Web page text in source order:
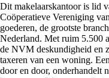
Dit makelaarskantoor is lid
Coöperatieve Vereniging
goederen, de grootste
Nederland. Met ruim 5.500
de NVM deskundigheid en
taxeren van een woning.
door en door, onderhandelt